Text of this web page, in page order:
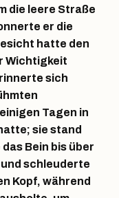
die leere Straße
er die
hatte den
Wichtigkeit
sich
Tagen in
sie stand
Bein bis über
schleuderte
Kopf, während